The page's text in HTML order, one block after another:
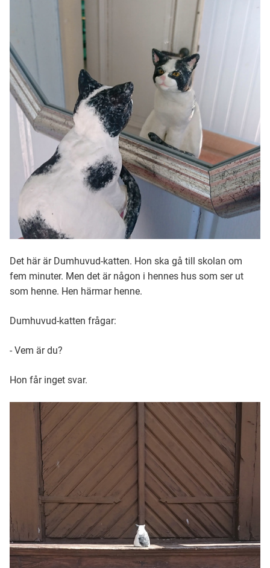
Ubmejesámiengiälla (Umesamiska)
Kaale (Romska)
Arli (Romska)
Resanderomani (Romska)
Kelderash (Romska)
Lovari (Romska)
Det här är Dumhuvud-katten. Hon ska gå till skolan om
fem minuter. Men det är någon i hennes hus som ser ut
som henne. Hen härmar henne.
Dumhuvud-katten frågar:
- Vem är du?
Hon får inget svar.